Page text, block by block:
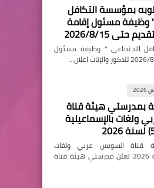
بمؤسسة التكافل
وظيفة مسئول إقامة
حتى 2026/8/15
الاجتماعي " وظيفة مسئول
بمدرستي هيئة قناة
ولغات بالإسماعيلية
قناة السويس عربي ولغات
بالإسماعيلية إعلان رقم (5) لسنة 2026 تعلن مدرستي هيئة قناة